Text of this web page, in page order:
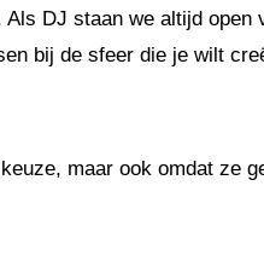
DJ staan we altijd open
bij de sfeer die je wilt
maar ook omdat ze